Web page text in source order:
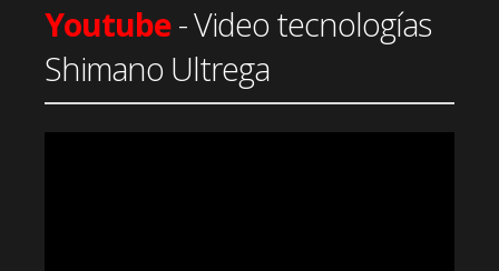
Youtube- Video tecnologías
Shimano Ultrega